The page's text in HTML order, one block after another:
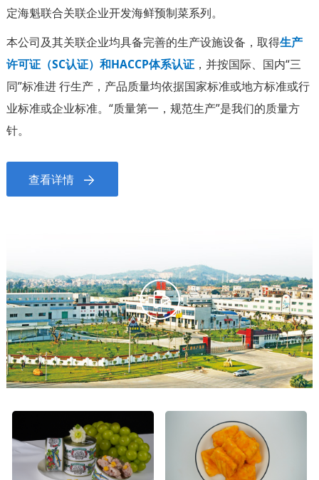
定海魁联合关联企业开发海鲜预制菜系列。
本公司及其关联企业均具备完善的生产设施设备，取得生产
许可证（SC认证）和HACCP体系认证，并按国际、国内“三
同”标准进 行生产，产品质量均依据国家标准或地方标准或行
业标准或企业标准。“质量第一，规范生产”是我们的质量方
针。
查看详情